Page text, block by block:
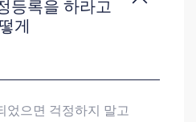
등록을 하라고
게
었으면 걱정하지 말고